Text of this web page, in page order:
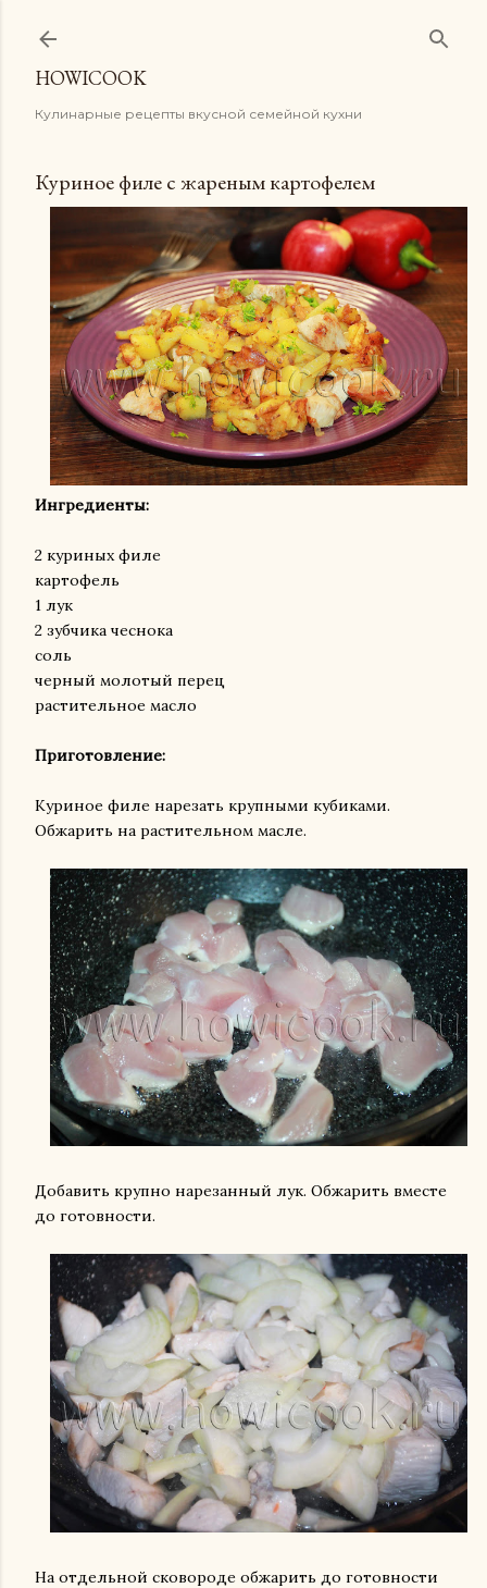
HOWICOOK
Кулинарные рецепты вкусной семейной кухни
Куриное филе с жареным картофелем
Ингредиенты:
2 куриных филе
картофель
1 лук
2 зубчика чеснока
соль
черный молотый перец
растительное масло
Приготовление:
Куриное филе нарезать крупными кубиками.
Обжарить на растительном масле.
Добавить крупно нарезанный лук. Обжарить вместе
до готовности.
На отдельной сковороде обжарить до готовности